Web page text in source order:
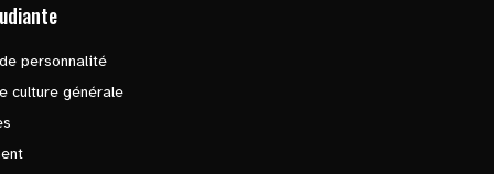
personnalité
culture générale